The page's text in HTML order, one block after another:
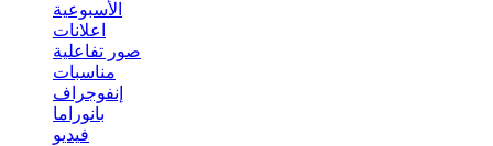
الأسبوعية
اعلانات
صور تفاعلية
مناسبات
إنفوجراف
بانوراما
فيديو